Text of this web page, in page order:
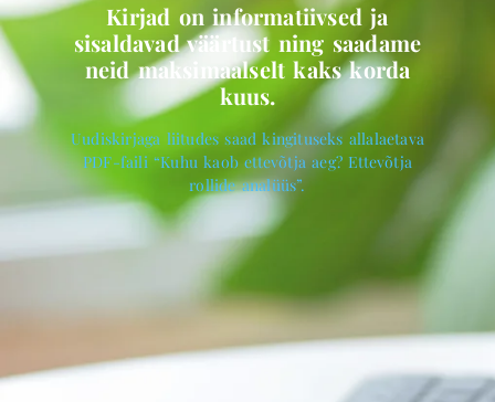
Kirjad on informatiivsed ja
sisaldavad väärtust ning saadame
neid maksimaalselt kaks korda
kuus.
Uudiskirjaga liitudes saad kingituseks allalaetava
PDF-faili “Kuhu kaob ettevõtja aeg? Ettevõtja
rollide analüüs”.